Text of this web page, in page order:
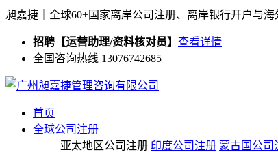
昶嘉捷｜全球60+国家离岸公司注册、离岸银行开户与
招聘【运营助理/资料核对员】 查看详情
全国咨询热线 13076742685
首页
全球公司注册
亚太地区公司注册 印度公司注册 蒙古国公司